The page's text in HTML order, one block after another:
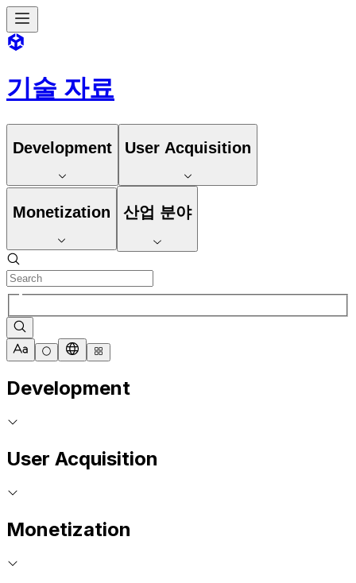
기술 자료
Development User Acquisition
Monetization 산업 분야
Development
User Acquisition
Monetization